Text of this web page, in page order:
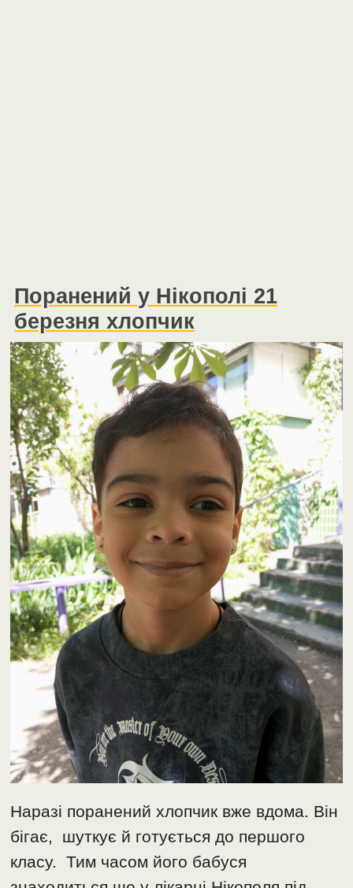
Поранений у Нікополі 21
березня хлопчик
Наразі поранений хлопчик вже вдома. Він
бігає, шуткує й готується до першого
класу. Тим часом його бабуся